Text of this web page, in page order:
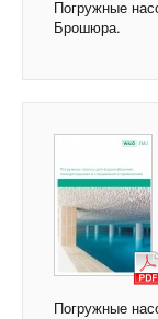
Погружные
Брошюра.
Погружные